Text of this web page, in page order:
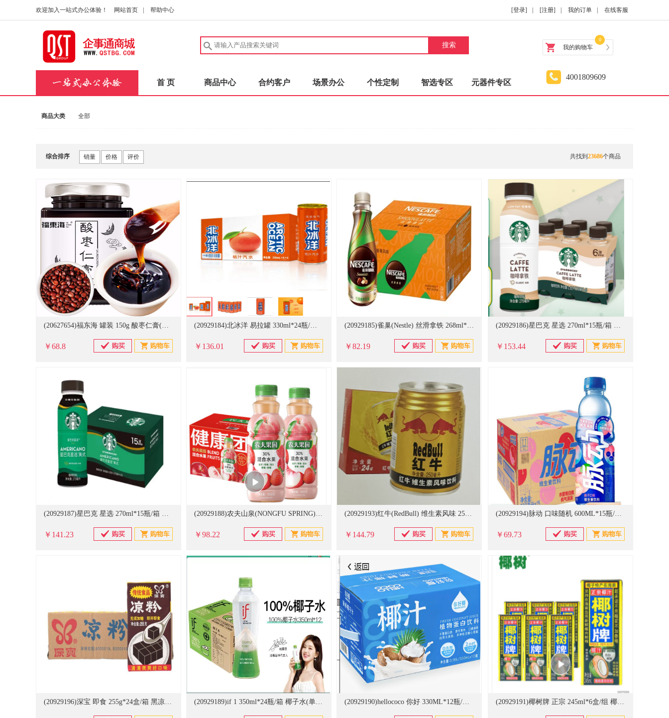
欢迎加入一站式办公体验！ 网站首页 帮助中心 [登录] [注册] 我的订单 在线客服
搜索 我的购物车
0
首 页 商品中心 合约客户 场景办公 个性定制 智选专区 元器件专区
4001809609
商品大类 全部
综合排序 销量 价格 评价 共找到 23686个商品
(20627654)福东海 罐装 150g 酸枣仁膏(单位：罐)
￥68.8
(20929184)北冰洋 易拉罐 330ml*24瓶/箱 汽水(单位：箱)
￥136.01
(20929185)雀巢(Nestle) 丝滑拿铁 268ml*15瓶/箱 咖啡饮料(单位：箱)
￥82.19
(20929186)星巴克 星选 270ml*15瓶/箱 咖啡拿铁(单位：箱)
￥153.44
(20929187)星巴克 星选 270ml*15瓶/箱 美式咖啡(单位：箱)
￥141.23
(20929188)农夫山泉(NONGFU SPRING) 农夫果园30%混合水果汁橙桃子苹果 450ml*15瓶/箱 果蔬汁(单位：箱)
￥98.22
(20929193)红牛(RedBull) 维生素风味 250Ml*24瓶/箱 饮料(单位：箱)
￥144.79
(20929194)脉动 口味随机 600ML*15瓶/箱 饮料(单位：箱)
￥69.73
(20929196)深宝 即食 255g*24盒/箱 黑凉粉(单位：箱) (20929189)if 1 350ml*24瓶/箱 椰子水(单位：箱) (20929190)hellococo 你好 330ML*12瓶/箱 鲜榨椰子汁(单位：箱) (20929191)椰树牌 正宗 245ml*6盒/组 椰子汁饮料(单位：组)